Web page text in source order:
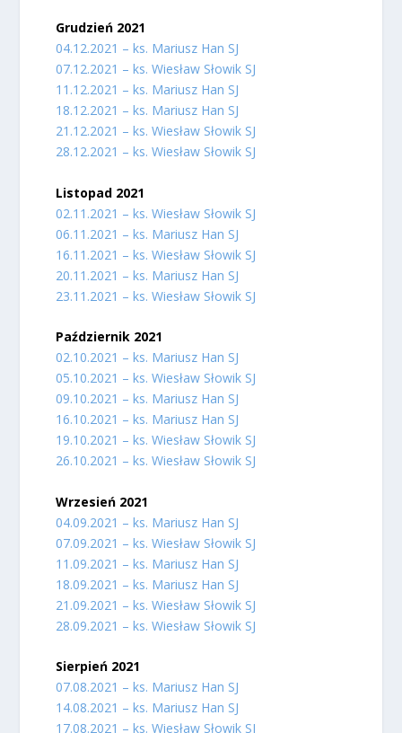
Grudzień 2021
04.12.2021 – ks. Mariusz Han SJ
07.12.2021 – ks. Wiesław Słowik SJ
11.12.2021 – ks. Mariusz Han SJ
18.12.2021 – ks. Mariusz Han SJ
21.12.2021 – ks. Wiesław Słowik SJ
28.12.2021 – ks. Wiesław Słowik SJ
Listopad 2021
02.11.2021 – ks. Wiesław Słowik SJ
06.11.2021 – ks. Mariusz Han SJ
16.11.2021 – ks. Wiesław Słowik SJ
20.11.2021 – ks. Mariusz Han SJ
23.11.2021 – ks. Wiesław Słowik SJ
Październik 2021
02.10.2021 – ks. Mariusz Han SJ
05.10.2021 – ks. Wiesław Słowik SJ
09.10.2021 – ks. Mariusz Han SJ
16.10.2021 – ks. Mariusz Han SJ
19.10.2021 – ks. Wiesław Słowik SJ
26.10.2021 – ks. Wiesław Słowik SJ
Wrzesień 2021
04.09.2021 – ks. Mariusz Han SJ
07.09.2021 – ks. Wiesław Słowik SJ
11.09.2021 – ks. Mariusz Han SJ
18.09.2021 – ks. Mariusz Han SJ
21.09.2021 – ks. Wiesław Słowik SJ
28.09.2021 – ks. Wiesław Słowik SJ
Sierpień 2021
07.08.2021 – ks. Mariusz Han SJ
14.08.2021 – ks. Mariusz Han SJ
17.08.2021 – ks. Wiesław Słowik SJ